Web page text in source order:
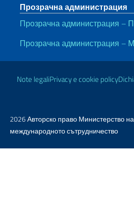
Прозрачна администрация
Прозрачна администрация –
Прозрачна администрация –
Полезни линкове
Note legaliPrivacy e cookie policy
2026 Авторско право Министерство
международното сътрудничество